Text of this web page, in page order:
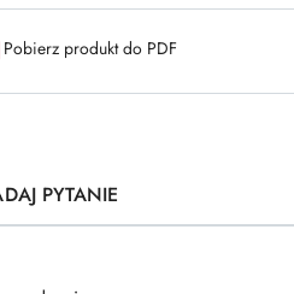
Pobierz produkt do PDF
PYTANIE